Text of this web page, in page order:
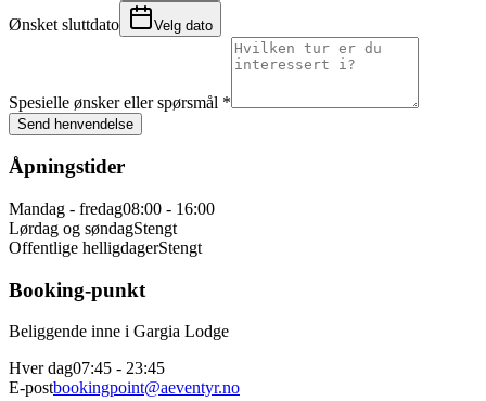
Ønsket sluttdato Velg dato
Spesielle ønsker eller spørsmål *
Send henvendelse
Åpningstider
Mandag - fredag08:00 - 16:00
Lørdag og søndagStengt
Offentlige helligdagerStengt
Booking-punkt
Beliggende inne i Gargia Lodge
Hver dag07:45 - 23:45
E-postbookingpoint@aeventyr.no